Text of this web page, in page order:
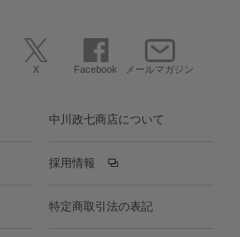
X Facebook メールマガジン
中川政七商店について
採用情報
特定商取引法の表記